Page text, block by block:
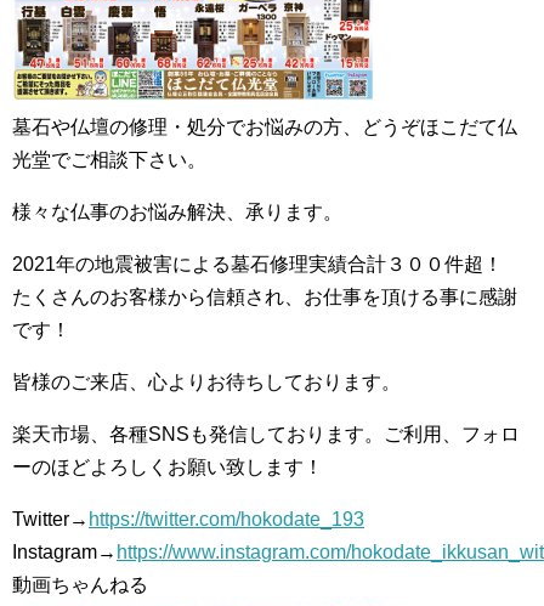
墓石や仏壇の修理・処分でお悩みの方、どうぞほこだて仏
光堂でご相談下さい。
様々な仏事のお悩み解決、承ります。
2021年の地震被害による墓石修理実績合計３００件超！
たくさんのお客様から信頼され、お仕事を頂ける事に感謝
です！
皆様のご来店、心よりお待ちしております。
楽天市場、各種SNSも発信しております。ご利用、フォロ
ーのほどよろしくお願い致します！
Twitter→ https://twitter.com/hokodate_193
Instagram→ https://www.instagram.com/
動画ちゃんねる